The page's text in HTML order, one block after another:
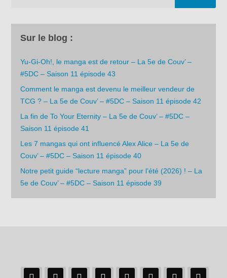
Sur le blog :
Yu-Gi-Oh!, le manga est de retour – La 5e de Couv’ –
#5DC – Saison 11 épisode 43
Comment le manga est devenu le meilleur vendeur de
TCG ? – La 5e de Couv’ – #5DC – Saison 11 épisode 42
La fin de To Your Eternity – La 5e de Couv’ – #5DC –
Saison 11 épisode 41
Les 7 mangas qui ont influencé Alex Alice – La 5e de
Couv’ – #5DC – Saison 11 épisode 40
Notre petit guide “lecture manga” pour l’été (2026) ! – La
5e de Couv’ – #5DC – Saison 11 épisode 39